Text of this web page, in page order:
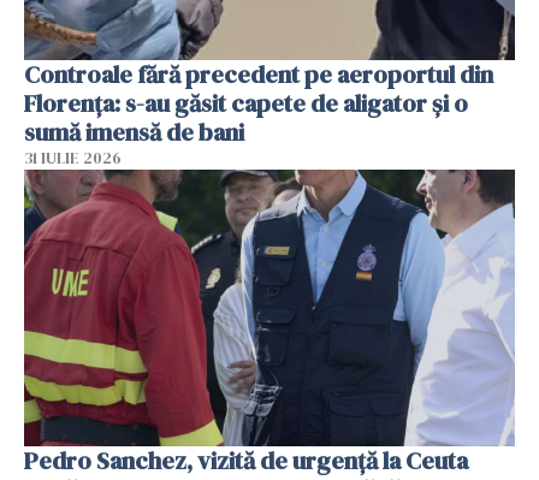
Controale fără precedent pe aeroportul din
Florența: s-au găsit capete de aligator și o
sumă imensă de bani
31 IULIE 2026
Pedro Sanchez, vizită de urgență la Ceuta